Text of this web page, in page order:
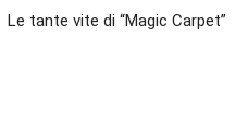
Le tante vite di “Magic Carpet”